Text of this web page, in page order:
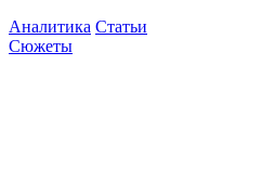
Аналитика Статьи
Сюжеты